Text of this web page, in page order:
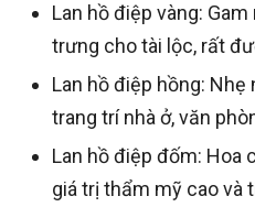
Lan hồ điệp vàng:
trưng cho tài lộc, rất
Lan hồ điệp hồng: Nhẹ
trang trí nhà ở, văn
Lan hồ điệp đốm: Hoa
giá trị thẩm mỹ cao và